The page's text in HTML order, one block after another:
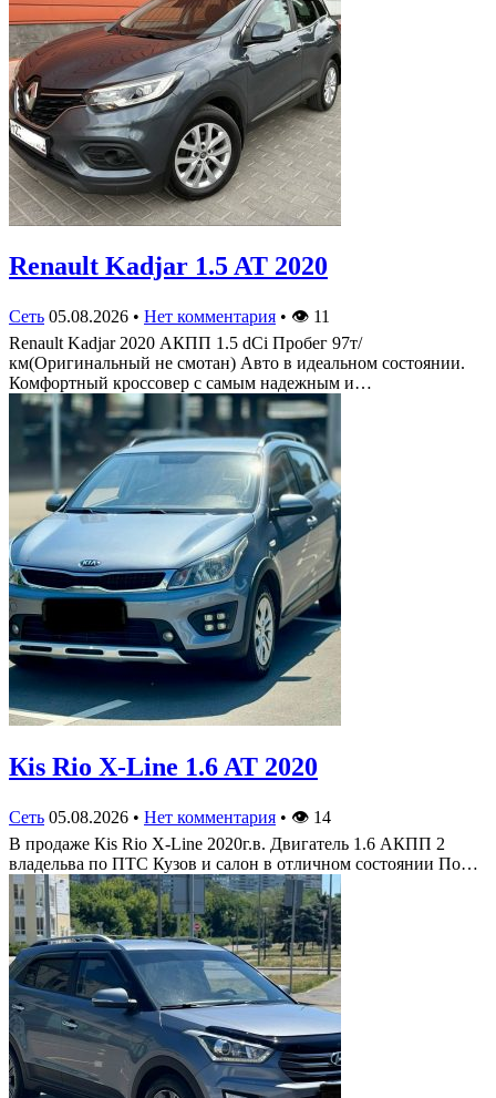
Renault Kadjar 1.5 AT 2020
Сеть 05.08.2026 • Нет комментария • 👁 11
Renault Kadjar 2020 АКПП 1.5 dCi Пробег 97т/
км(Оригинальный не смотан) Авто в идеальном состоянии.
Комфортный кроссовер с самым надежным и…
Кis Rio X-Line 1.6 AT 2020
Сеть 05.08.2026 • Нет комментария • 👁 14
В продаже Кis Rio X-Line 2020г.в. Двигатель 1.6 АКПП 2
владельва по ПТС Кузов и салон в отличном состоянии По…